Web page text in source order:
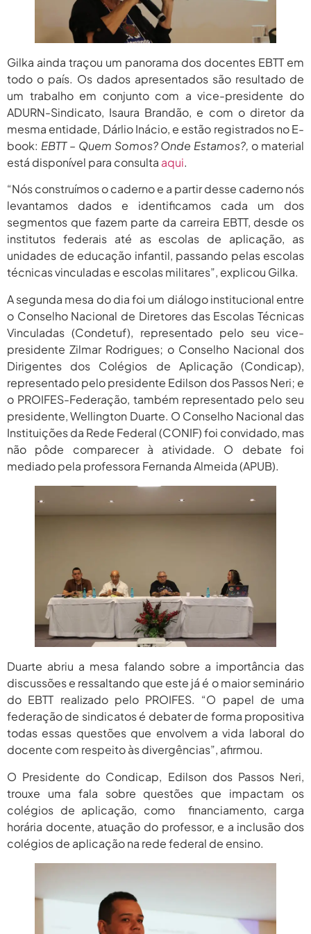
Gilka ainda traçou um panorama dos docentes EBTT em
todo o país. Os dados apresentados são resultado de
um trabalho em conjunto com a vice-presidente do
ADURN-Sindicato, Isaura Brandão, e com o diretor da
mesma entidade, Dárlio Inácio, e estão registrados no E-
book: EBTT – Quem Somos? Onde Estamos?, o material
está disponível para consulta aqui.
“Nós construímos o caderno e a partir desse caderno nós
levantamos dados e identificamos cada um dos
segmentos que fazem parte da carreira EBTT, desde os
institutos federais até as escolas de aplicação, as
unidades de educação infantil, passando pelas escolas
técnicas vinculadas e escolas militares”, explicou Gilka.
A segunda mesa do dia foi um diálogo institucional entre
o Conselho Nacional de Diretores das Escolas Técnicas
Vinculadas (Condetuf), representado pelo seu vice-
presidente Zilmar Rodrigues; o Conselho Nacional dos
Dirigentes dos Colégios de Aplicação (Condicap),
representado pelo presidente Edilson dos Passos Neri; e
o PROIFES-Federação, também representado pelo seu
presidente, Wellington Duarte. O Conselho Nacional das
Instituições da Rede Federal (CONIF) foi convidado, mas
não pôde comparecer à atividade. O debate foi
mediado pela professora Fernanda Almeida (APUB).
Duarte abriu a mesa falando sobre a importância das
discussões e ressaltando que este já é o maior seminário
do EBTT realizado pelo PROIFES. “O papel de uma
federação de sindicatos é debater de forma propositiva
todas essas questões que envolvem a vida laboral do
docente com respeito às divergências”, afirmou.
O Presidente do Condicap, Edilson dos Passos Neri,
trouxe uma fala sobre questões que impactam os
colégios de aplicação, como financiamento, carga
horária docente, atuação do professor, e a inclusão dos
colégios de aplicação na rede federal de ensino.